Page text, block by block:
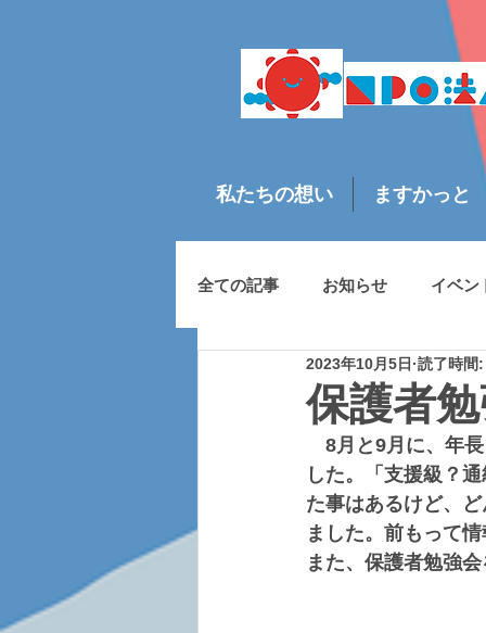
私たちの想い ますかっと
全ての記事 お知らせ イベン
保護者
2023年10月5日 読了時間
8月と9月に、年長
した。「支援級？
た事はあるけど、
ました。前もって
また、保護者勉強